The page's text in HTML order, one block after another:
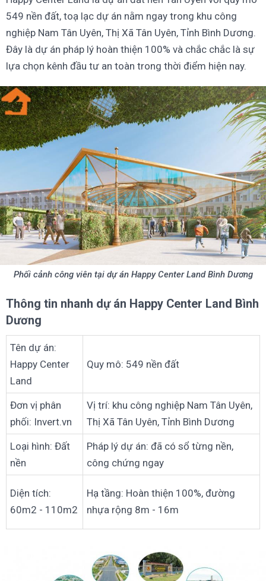
549 nền đất, toạ lạc dự án nằm ngay trong khu công
nghiệp Nam Tân Uyên, Thị Xã Tân Uyên, Tỉnh Bình Dương.
Đây là dự án pháp lý hoàn thiện 100% và chắc chắc là sự
lựa chọn kênh đầu tư an toàn trong thời điểm hiện nay.
Phối cảnh công viên tại dự án Happy Center Land Bình Dương
Thông tin nhanh dự án Happy Center Land Bình
Dương
Tên dự án:
Happy Center
Land
Quy mô: 549 nền đất
Đơn vị phân
phối: Invert.vn
Vị trí: khu công nghiệp Nam Tân Uyên,
Thị Xã Tân Uyên, Tỉnh Bình Dương
Loại hình: Đất
nền
Pháp lý dự án: đã có sổ từng nền,
công chứng ngay
Diện tích:
60m2 - 110m2
Hạ tầng: Hoàn thiện 100%, đường
nhựa rộng 8m - 16m